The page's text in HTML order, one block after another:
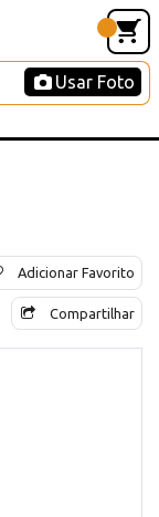
Usar Foto
Adicionar Favorito
Compartilhar